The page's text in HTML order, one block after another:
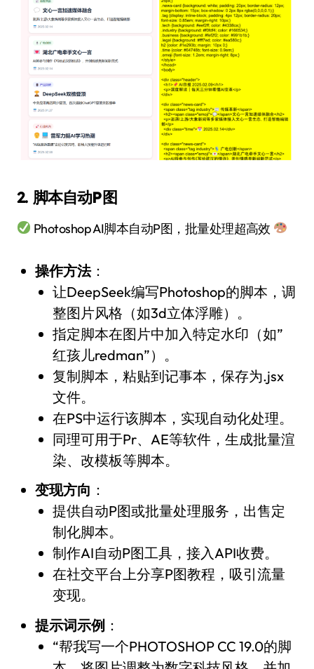
2. 脚本自动P图
Photoshop AI脚本自动P图，批量处理超高效
操作方法：
让DeepSeek编写Photoshop的脚本，调
整图片风格（如3d立体浮雕）。
指定脚本在图片中加入特定水印（如”
红孩儿redman”）。
复制脚本，粘贴到记事本，保存为.jsx
文件。
在PS中运行该脚本，实现自动化处理。
同理可用于Pr、AE等软件，生成批量渲
染、改模板等脚本。
变现方向 ：
提供自动P图或批量处理服务，出售定
制化脚本。
制作AI自动P图工具，接入API收费。
在社交平台上分享P图教程，吸引流量
变现。
提示词示例 ：
“帮我写一个PHOTOSHOP CC 19.0的脚